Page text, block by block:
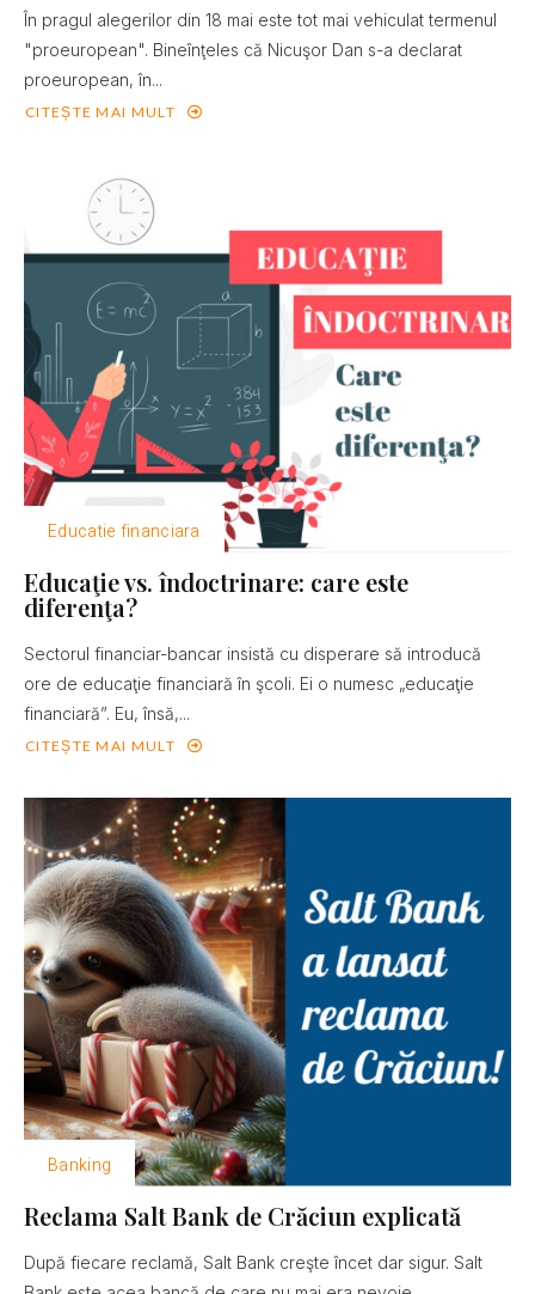
În pragul alegerilor din 18 mai este tot mai vehiculat termenul
"proeuropean". Bineînţeles că Nicuşor Dan s-a declarat
proeuropean, în...
CITEȘTE MAI MULT
Educatie financiara
Educaţie vs. îndoctrinare: care este
diferenţa?
Sectorul financiar-bancar insistă cu disperare să introducă
ore de educaţie financiară în şcoli. Ei o numesc „educaţie
financiară”. Eu, însă,...
CITEȘTE MAI MULT
Banking
Reclama Salt Bank de Crăciun explicată
După fiecare reclamă, Salt Bank creşte încet dar sigur. Salt